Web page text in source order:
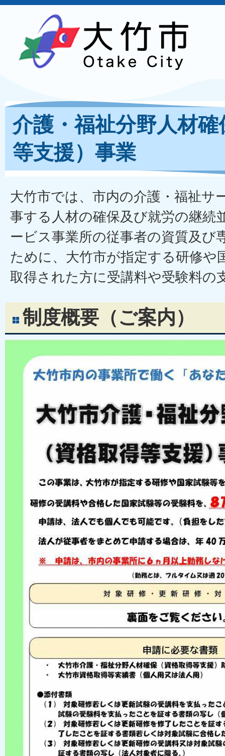
介護・福祉分野人材
等支援）事業
大竹市では、市内の介護・福祉サ
事する人材の確保及び就労の継続
ービス事業所の従事者の資質及び
ために、大竹市が指定する研修や
取得された方に受講料や受験料の
制度概要（ご案内）